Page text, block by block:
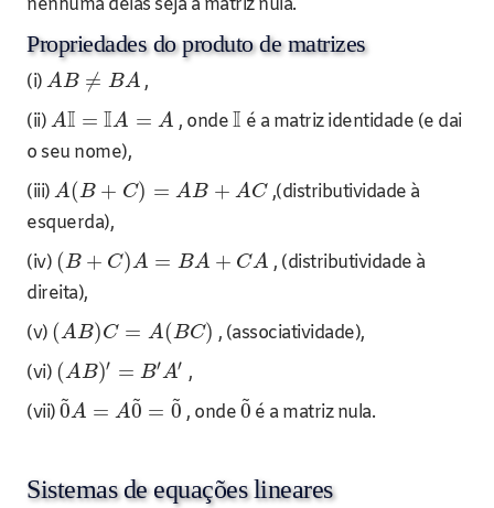
nenhuma delas seja a matriz nula.
Propriedades do produto de matrizes
(i) AB ≠ BA ,
(ii) AI = IA = A , ondeI é a matriz identidade (e dai
o seu nome),
(iii) A(B + C) = AB + AC ,(distributividade à
esquerda),
(iv) (B + C)A = BA + CA , (distributividade à
direita),
(v) (AB)C = A(BC) , (associatividade),
(vi) (AB)′ = B′A′ ,
(vii)0
~
A = A0
~
= 0
~
, onde0
~
é a matriz nula.
Sistemas de equações lineares